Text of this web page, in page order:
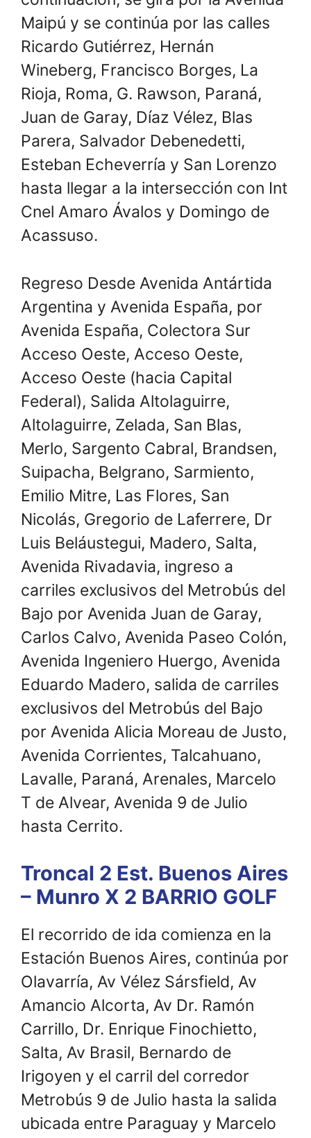
Maipú y se continúa por las calles
Ricardo Gutiérrez, Hernán
Wineberg, Francisco Borges, La
Rioja, Roma, G. Rawson, Paraná,
Juan de Garay, Díaz Vélez, Blas
Parera, Salvador Debenedetti,
Esteban Echeverría y San Lorenzo
hasta llegar a la intersección con Int
Cnel Amaro Ávalos y Domingo de
Acassuso.
Regreso Desde Avenida Antártida
Argentina y Avenida España, por
Avenida España, Colectora Sur
Acceso Oeste, Acceso Oeste,
Acceso Oeste (hacia Capital
Federal), Salida Altolaguirre,
Altolaguirre, Zelada, San Blas,
Merlo, Sargento Cabral, Brandsen,
Suipacha, Belgrano, Sarmiento,
Emilio Mitre, Las Flores, San
Nicolás, Gregorio de Laferrere, Dr
Luis Beláustegui, Madero, Salta,
Avenida Rivadavia, ingreso a
carriles exclusivos del Metrobús del
Bajo por Avenida Juan de Garay,
Carlos Calvo, Avenida Paseo Colón,
Avenida Ingeniero Huergo, Avenida
Eduardo Madero, salida de carriles
exclusivos del Metrobús del Bajo
por Avenida Alicia Moreau de Justo,
Avenida Corrientes, Talcahuano,
Lavalle, Paraná, Arenales, Marcelo
T de Alvear, Avenida 9 de Julio
hasta Cerrito.
Troncal 2 Est. Buenos Aires
– Munro X 2 BARRIO GOLF
El recorrido de ida comienza en la
Estación Buenos Aires, continúa por
Olavarría, Av Vélez Sársfield, Av
Amancio Alcorta, Av Dr. Ramón
Carrillo, Dr. Enrique Finochietto,
Salta, Av Brasil, Bernardo de
Irigoyen y el carril del corredor
Metrobús 9 de Julio hasta la salida
ubicada entre Paraguay y Marcelo